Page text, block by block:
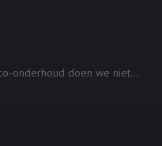
onderhoud doen we niet...